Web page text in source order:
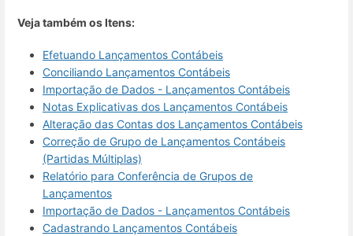
Veja também os Itens:
Efetuando Lançamentos Contábeis
Conciliando Lançamentos Contábeis
Importação de Dados - Lançamentos Contábeis
Notas Explicativas dos Lançamentos Contábeis
Alteração das Contas dos Lançamentos Contábeis
Correção de Grupo de Lançamentos Contábeis
(Partidas Múltiplas)
Relatório para Conferência de Grupos de
Lançamentos
Importação de Dados - Lançamentos Contábeis
Cadastrando Lançamentos Contábeis